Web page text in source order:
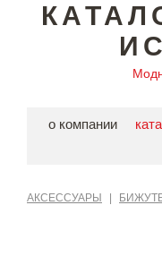
о компании
АКСЕССУАРЫ